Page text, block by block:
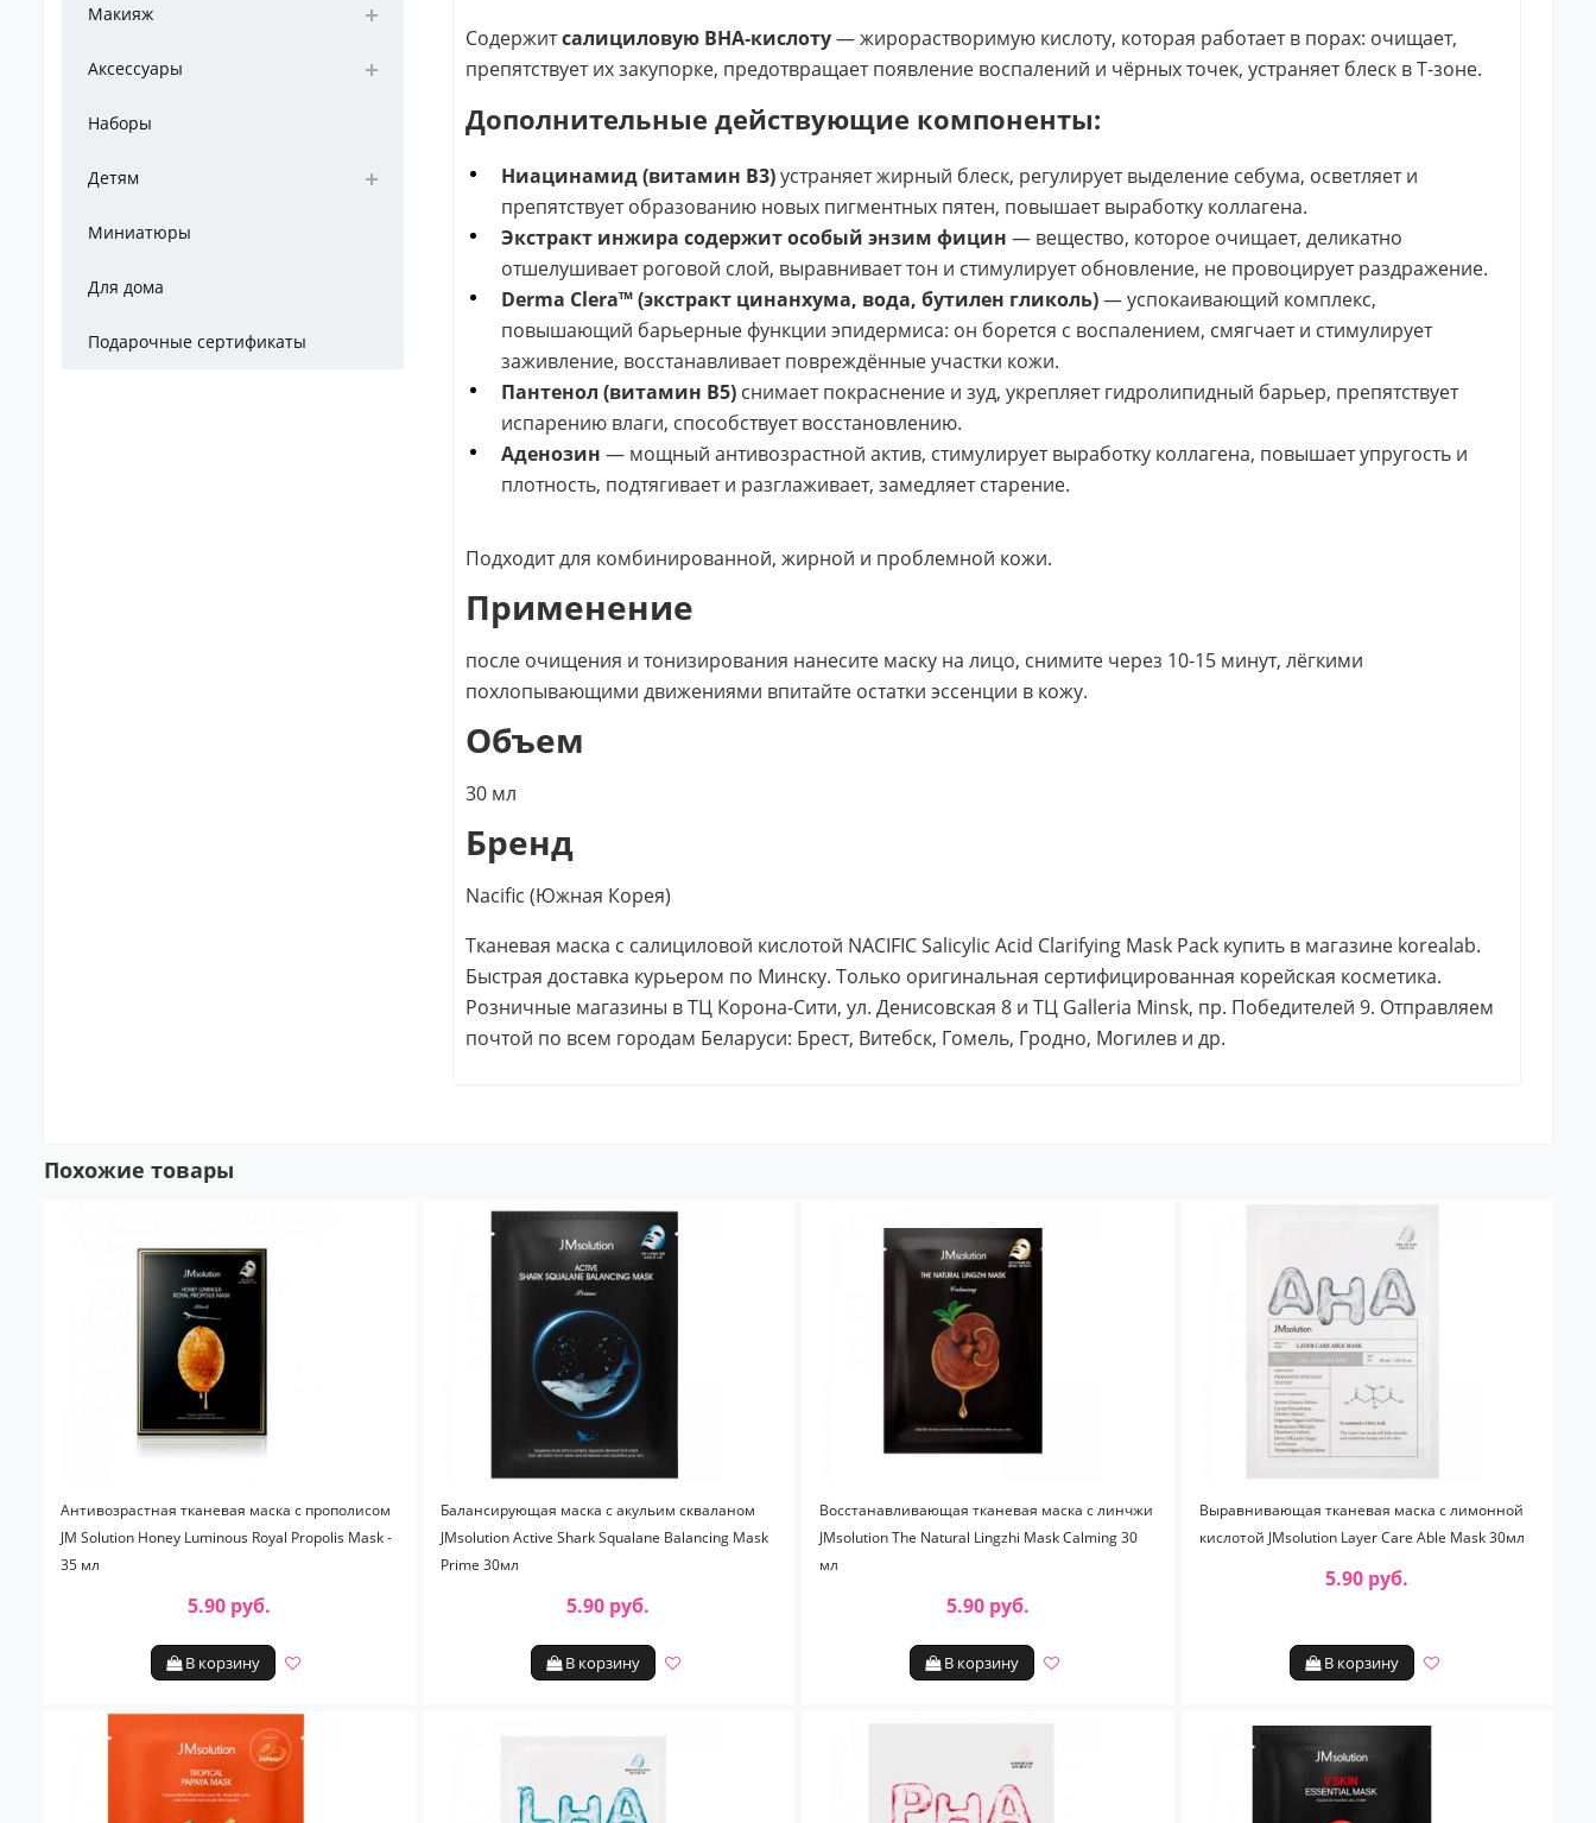
Макияж
Аксессуары
Наборы
Детям
Миниатюры
Для дома
Подарочные сертификаты
Содержитсалициловую BHA-кислоту— жирорастворимую кислоту, которая работает в порах: очищает,
препятствует их закупорке, предотвращает появление воспалений и чёрных точек, устраняет блеск в Т-зоне.
Дополнительные действующие компоненты:
Ниацинамид (витамин B3)устраняет жирный блеск, регулирует выделение себума, осветляет и
препятствует образованию новых пигментных пятен, повышает выработку коллагена.
Экстракт инжира содержит особый энзим фицин — вещество, которое очищает, деликатно
отшелушивает роговой слой, выравнивает тон и стимулирует обновление, не провоцирует раздражение.
Derma Clera™ (экстракт цинанхума, вода, бутилен гликоль)— успокаивающий комплекс,
повышающий барьерные функции эпидермиса: он борется с воспалением, смягчает и стимулирует
заживление, восстанавливает повреждённые участки кожи.
Пантенол (витамин B5) снимает покраснение и зуд, укрепляет гидролипидный барьер, препятствует
испарению влаги, способствует восстановлению.
Аденозин — мощный антивозрастной актив, стимулирует выработку коллагена, повышает упругость и
плотность, подтягивает и разглаживает, замедляет старение.
Подходит для комбинированной, жирной и проблемной кожи.
Применение
после очищения и тонизирования нанесите маску на лицо, снимите через 10-15 минут, лёгкими
похлопывающими движениями впитайте остатки эссенции в кожу.
Объем
30 мл
Бренд
Nacific (Южная Корея)
Тканевая маска с салициловой кислотой NACIFIC Salicylic Acid Clarifying Mask Pack купить в магазине korealab.
Быстрая доставка курьером по Минску. Только оригинальная сертифицированная корейская косметика.
Розничные магазины в ТЦ Корона-Сити, ул. Денисовская 8 и ТЦ Galleria Minsk, пр. Победителей 9. Отправляем
почтой по всем городам Беларуси: Брест, Витебск, Гомель, Гродно, Могилев и др.
Похожие товары
Антивозрастная тканевая маска с прополисом
JM Solution Honey Luminous Royal Propolis Mask -
35 мл
5.90 руб.
В корзину
Балансирующая маска с акульим скваланом
JMsolution Active Shark Squalane Balancing Mask
Prime 30мл
5.90 руб.
В корзину
Восстанавливающая тканевая маска с линчжи
JMsolution The Natural Lingzhi Mask Calming 30
мл
5.90 руб.
В корзину
Выравнивающая тканевая маска с лимонной
кислотой JMsolution Layer Care Able Mask 30мл
5.90 руб.
В корзину